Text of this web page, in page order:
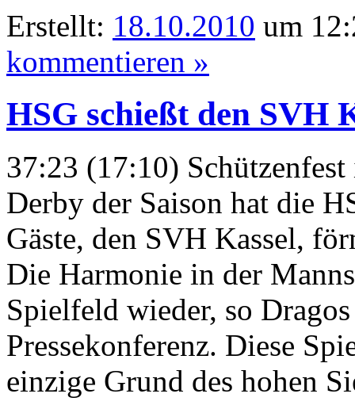
Erstellt: 18.10.2010 um
kommentieren »
HSG schießt den SVH
37:23 (17:10)
Derby der Saison hat die
Gäste, den SVH Kassel,
Die Harmonie in der
Spielfeld wieder, so
Pressekonferenz. Diese
einzige Grund des hohen